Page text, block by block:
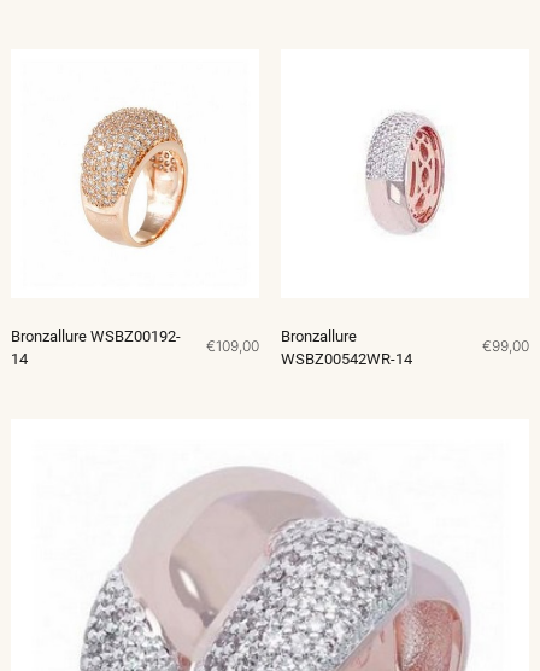
Bronzallure WSBZ00192-
14
€109,00
Bronzallure
WSBZ00542WR-14
€99,00